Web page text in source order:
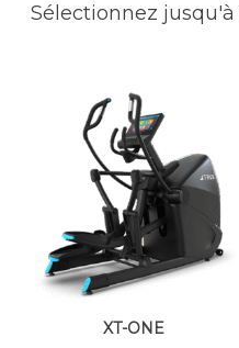
Sélectionnez jusqu'à
XT-ONE